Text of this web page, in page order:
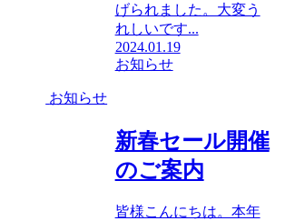
げられました。大変う
れしいです...
2024.01.19
お知らせ
お知らせ
新春セール開催
のご案内
皆様こんにちは。本年